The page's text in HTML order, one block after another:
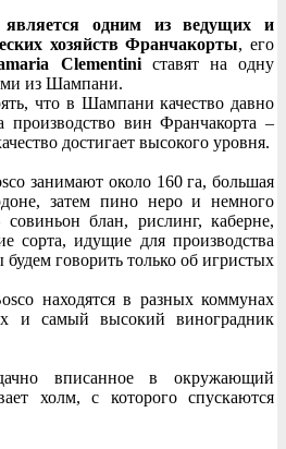
является одним из ведущих и
хозяйств Франчакорты, его
Clementiniставят на одну
из Шампани.
что в Шампани качество давно
производство вин Франчакорта –
достигает высокого уровня.
занимают около 160 га, большая
затем пино неро и немного
блан, рислинг, каберне,
сорта, идущие для производства
говорить только об игристых
находятся в разных коммунах
и самый высокий виноградник
вписанное в окружающий
холм, с которого спускаются